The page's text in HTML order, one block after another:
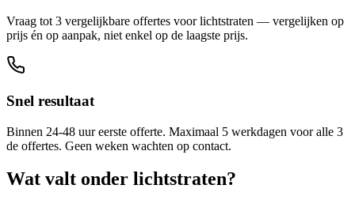
Vraag tot 3 vergelijkbare offertes voor lichtstraten — vergelijken op
prijs én op aanpak, niet enkel op de laagste prijs.
Snel resultaat
Binnen 24-48 uur eerste offerte. Maximaal 5 werkdagen voor alle 3
de offertes. Geen weken wachten op contact.
Wat valt onder lichtstraten?